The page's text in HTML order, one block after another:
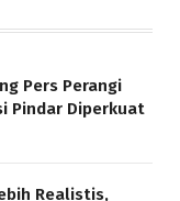
Pers Perangi
Pindar Diperkuat
Realistis,